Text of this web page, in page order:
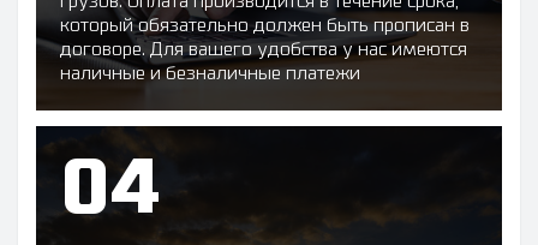
который обязательно должен быть прописан в
договоре. Для вашего удобства у нас имеются
наличные и безналичные платежи